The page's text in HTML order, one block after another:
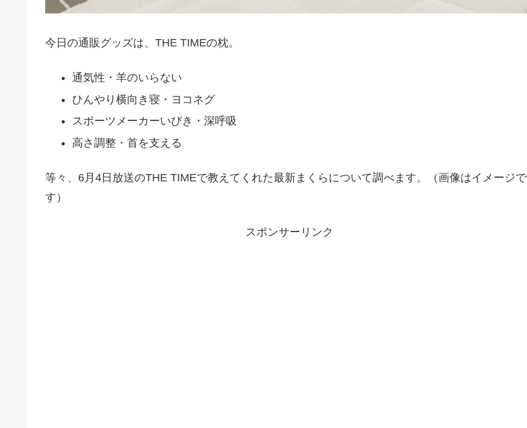
今日の通販グッズは、THE TIMEの枕。
通気性・羊のいらない
ひんやり横向き寝・ヨコネグ
スポーツメーカーいびき・深呼吸
高さ調整・首を支える
等々、6月4日放送のTHE TIMEで教えてくれた最新まくらについて調べます。（画像はイメージで
す）
スポンサーリンク